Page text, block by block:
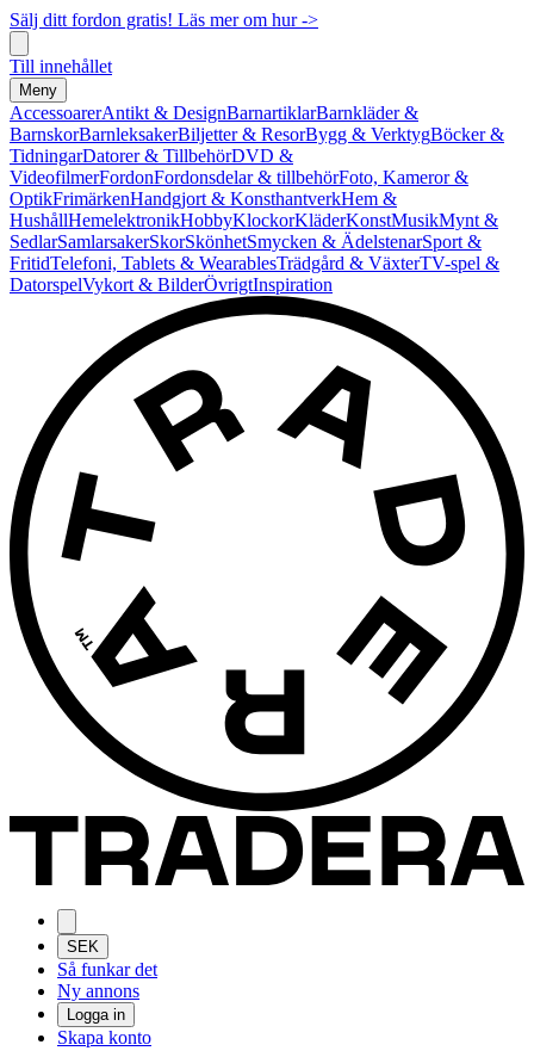
Sälj ditt fordon gratis! Läs mer om hur ->
Till innehållet
Meny
AccessoarerAntikt & DesignBarnartiklarBarnkläder &
BarnskorBarnleksakerBiljetter & ResorBygg & VerktygBöcker &
TidningarDatorer & TillbehörDVD &
VideofilmerFordonFordonsdelar & tillbehörFoto, Kameror &
OptikFrimärkenHandgjort & KonsthantverkHem &
HushållHemelektronikHobbyKlockorKläderKonstMusikMynt &
SedlarSamlarsakerSkorSkönhetSmycken & ÄdelstenarSport &
FritidTelefoni, Tablets & WearablesTrädgård & VäxterTV-spel &
DatorspelVykort & BilderÖvrigtInspiration
SEK
Så funkar det
Ny annons
Logga in
Skapa konto